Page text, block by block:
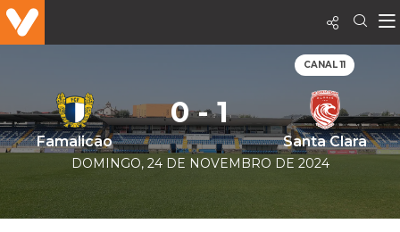
CANAL 11
Famalicão
0 - 1
Santa Clara
DOMINGO, 24 DE NOVEMBRO DE 2024